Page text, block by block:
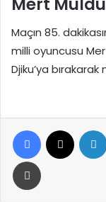
Maçın 85.
milli oyuncusu
Djiku’ya
Facebook
Yazdır